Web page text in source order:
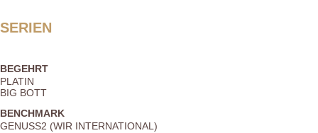
SERIEN
BEGEHRT
PLATIN
BIG BOTT
BENCHMARK
GENUSS2 (WIR INTERNATIONAL)